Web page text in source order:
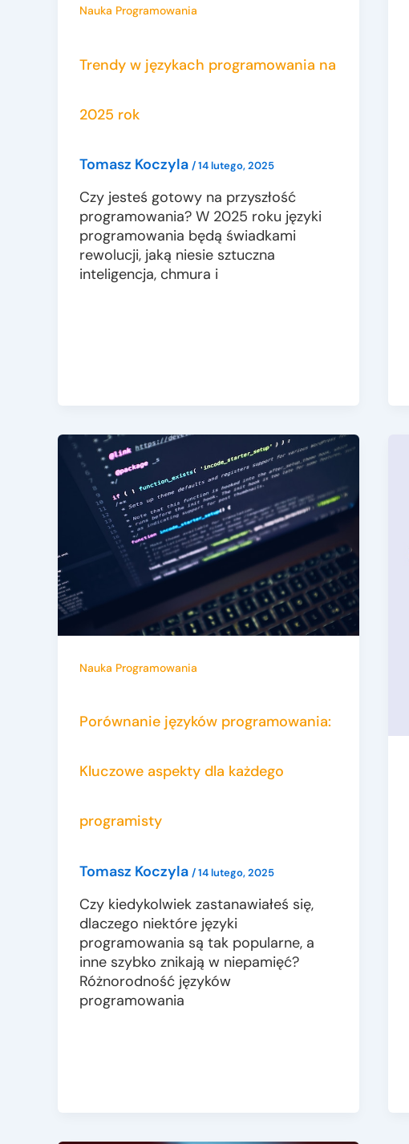
Nauka Programowania
Trendy w językach programowania na
2025 rok
Tomasz Koczyla /14 lutego, 2025
Czy jesteś gotowy na przyszłość
programowania? W 2025 roku języki
programowania będą świadkami
rewolucji, jaką niesie sztuczna
inteligencja, chmura i
Nauka Programowania
Porównanie języków programowania:
Kluczowe aspekty dla każdego
programisty
Tomasz Koczyla /14 lutego, 2025
Czy kiedykolwiek zastanawiałeś się,
dlaczego niektóre języki
programowania są tak popularne, a
inne szybko znikają w niepamięć?
Różnorodność języków
programowania